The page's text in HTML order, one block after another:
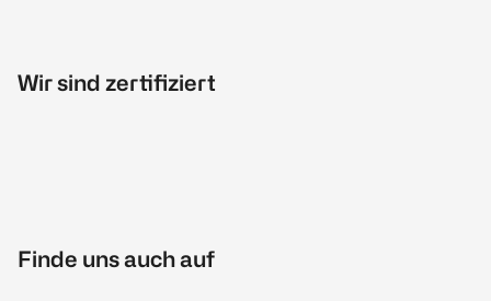
Wir sind zertifiziert
Finde uns auch auf